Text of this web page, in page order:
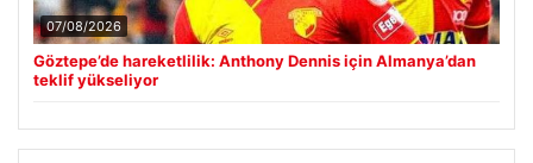
07/08/2026
Göztepe’de hareketlilik: Anthony Dennis için Almanya’dan
teklif yükseliyor